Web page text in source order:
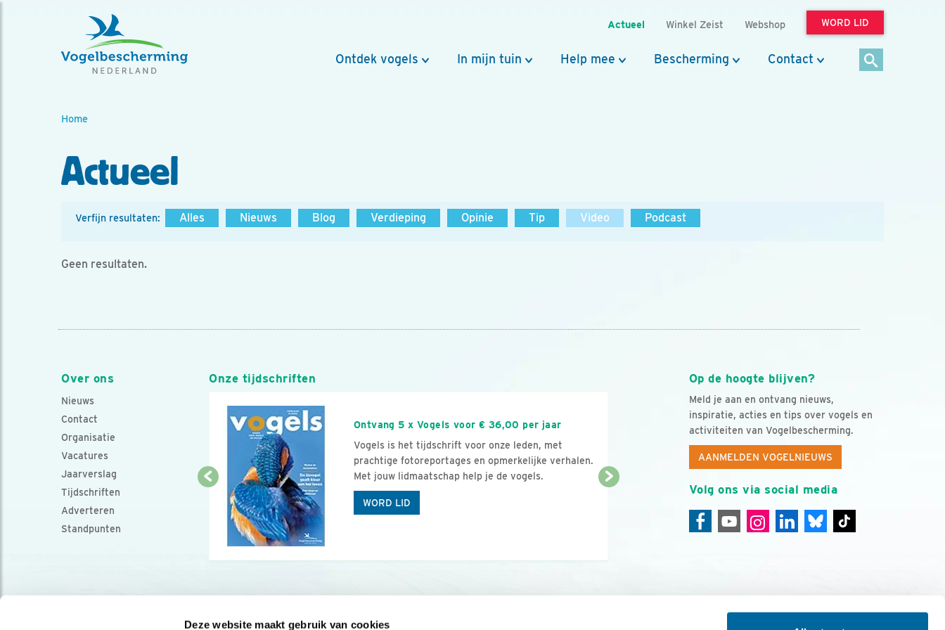
Deze website maakt gebruik van cookies
Actueel Winkel Zeist Webshop WORD LID
Ontdek vogels In mijn tuin Help mee Bescherming Contact
Home
Actueel
Verfijn resultaten: Alles Nieuws Blog Verdieping Opinie Tip Video Podcast
Geen resultaten.
Over ons
Nieuws
Contact
Organisatie
Vacatures
Jaarverslag
Tijdschriften
Adverteren
Standpunten
Op de hoogte blijven?
Meld je aan en ontvang nieuws,
inspiratie, acties en tips over vogels en
activiteiten van Vogelbescherming.
AANMELDEN VOGELNIEUWS
Volg ons via social media
Onze tijdschriften
Ontvang 5 x Vogels voor € 36,00 per jaar
Vogels is het tijdschrift voor onze leden, met
prachtige fotoreportages en opmerkelijke verhalen.
Met jouw lidmaatschap help je de vogels.
WORD LID